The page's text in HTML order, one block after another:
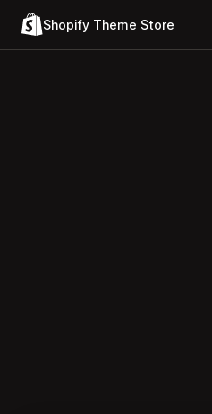
Shopify Theme Store